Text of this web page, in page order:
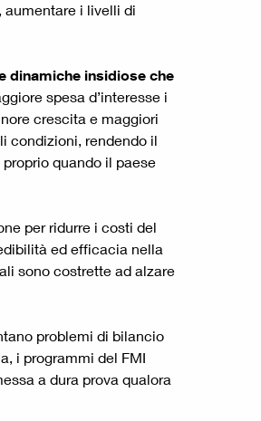
i livelli di
dinamiche insidiose che
spesa d’interesse i
crescita e maggiori
condizioni, rendendo il
quando il paese
per ridurre i costi del
ed efficacia nella
sono costrette ad alzare
problemi di bilancio
i programmi del FMI
a dura prova qualora